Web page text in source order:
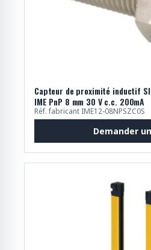
Capteur de proximité inductif
IME PnP 8 mm 30 V c.c. 200mA
Réf. fabricant IME12-08NPSZC0S
Demander